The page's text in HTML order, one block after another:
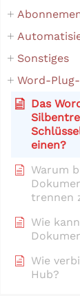
Sonstiges
Word-
Das
einen?
Warum
trennen
Wie
Wie
Hub?